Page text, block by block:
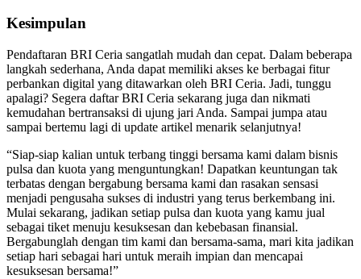
Kesimpulan
Pendaftaran BRI Ceria sangatlah mudah dan cepat. Dalam beberapa
langkah sederhana, Anda dapat memiliki akses ke berbagai fitur
perbankan digital yang ditawarkan oleh BRI Ceria. Jadi, tunggu
apalagi? Segera daftar BRI Ceria sekarang juga dan nikmati
kemudahan bertransaksi di ujung jari Anda. Sampai jumpa atau
sampai bertemu lagi di update artikel menarik selanjutnya!
“Siap-siap kalian untuk terbang tinggi bersama kami dalam bisnis
pulsa dan kuota yang menguntungkan! Dapatkan keuntungan tak
terbatas dengan bergabung bersama kami dan rasakan sensasi
menjadi pengusaha sukses di industri yang terus berkembang ini.
Mulai sekarang, jadikan setiap pulsa dan kuota yang kamu jual
sebagai tiket menuju kesuksesan dan kebebasan finansial.
Bergabunglah dengan tim kami dan bersama-sama, mari kita jadikan
setiap hari sebagai hari untuk meraih impian dan mencapai
kesuksesan bersama!”